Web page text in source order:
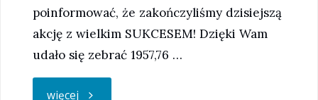
poinformować, że zakończyliśmy dzisiejszą
akcję z wielkim SUKCESEM! Dzięki Wam
udało się zebrać 1957,76 …
więcej "Akcja